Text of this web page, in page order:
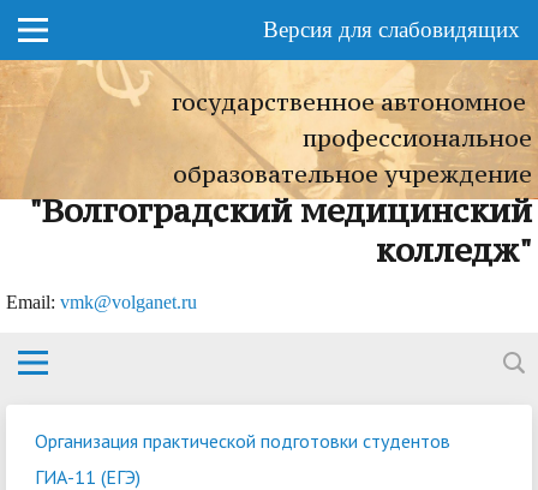
Версия для слабовидящих
государственное автономное
профессиональное
образовательное учреждение
"Волгоградский медицинский
колледж"
Еmail: vmk@volganet.ru
Организация практической подготовки студентов
ГИА-11 (ЕГЭ)